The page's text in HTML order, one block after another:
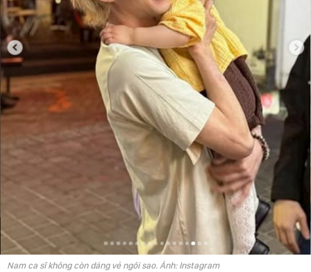
Nam ca sĩ không còn dáng vẻ ngôi sao. Ảnh: Instagram